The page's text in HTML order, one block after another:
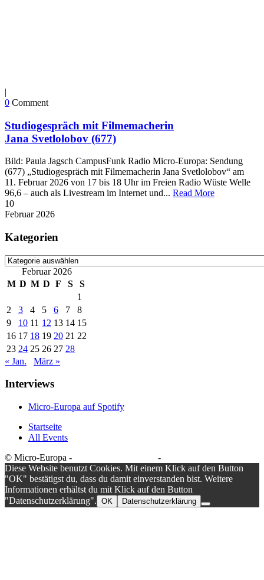
|
0 Comment
Studiogespräch mit Filmemacherin
Jana Svetlolobov (677)
Bild: Paula Jagsch CampusFunk Radio Micro-Europa: Sendung
(677) „Studiogespräch mit Filmemacherin Jana Svetlolobov“ am
11. Februar 2026 von 17 bis 18 Uhr im Freien Radio Wüste Welle
96,6 – auch als Livestream im Internet und... Read More
10
Februar 2026
Kategorien
Kategorien
Februar 2026
M D M D F S
S
1
2
3 4 5 6 7
8
9
10 11 12 13 14 15
16 17 18 19 20 21 22
23 24 25 26 27 28
« Jan.
März »
Interviews
Micro-Europa auf Spotify
Startseite
All Events
© Micro-Europa -
-
Diese Website benutzt Cookies. Mit einem Klick auf den Button
"OK" bestätigst du, dass du damit einverstanden bist. Weitere
Informationen erhältst du mit Klick auf den Button
"Datenschutzerklärung". OK Datenschutzerklärung